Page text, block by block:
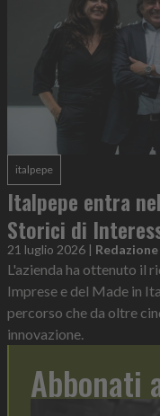
italpepe
Italpepe entra
Storici di
21 luglio 2026 | Redazione
L'azienda ha ottenuto il
Imprese e del Made in
percorso che da oltre
innovazione.
Abbonati